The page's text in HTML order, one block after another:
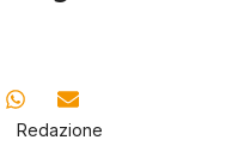
Redazione